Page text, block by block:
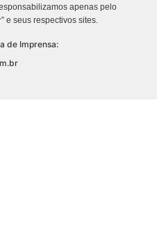
apenas pelo
” e seus respectivos sites.
de Imprensa: